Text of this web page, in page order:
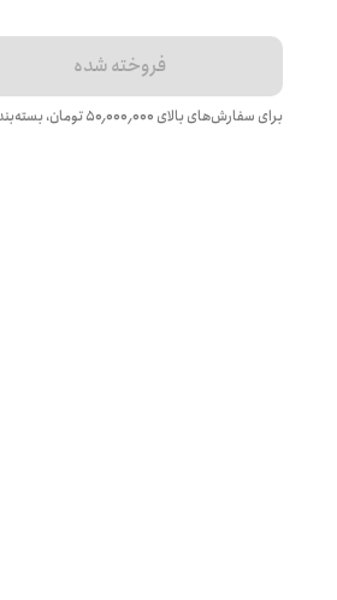
فروخته شده
برای سفارش‌های بالای ۵۰٬۰۰۰٬۰۰۰تومان،